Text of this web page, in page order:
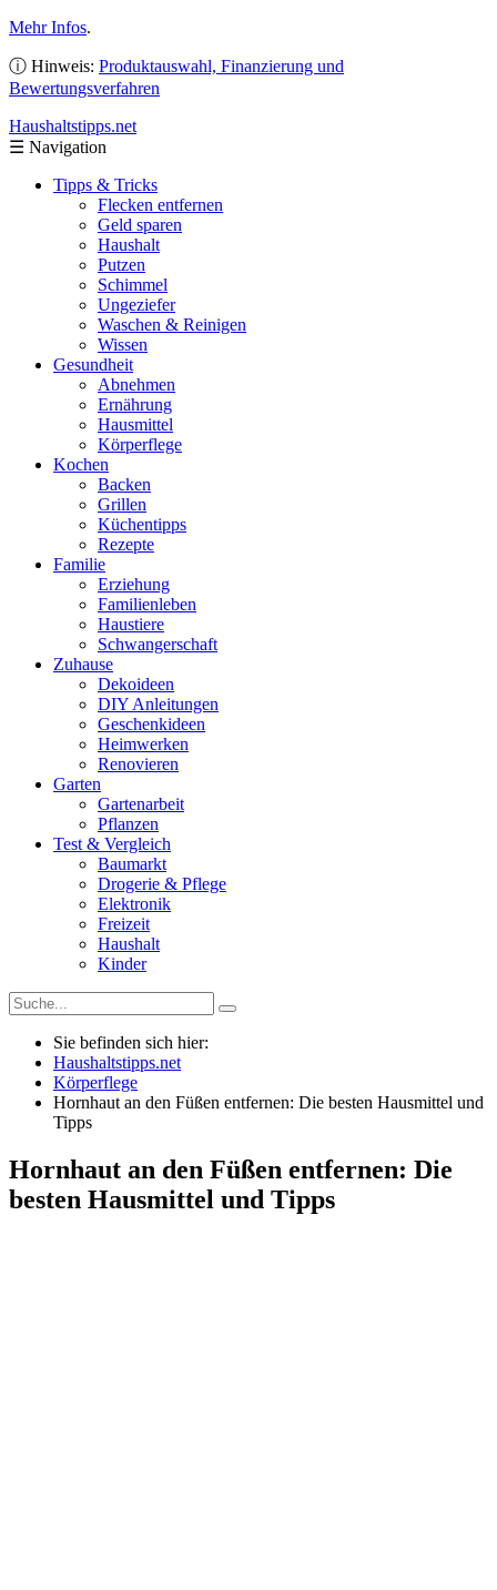
Mehr Infos.
ⓘ Hinweis: Produktauswahl, Finanzierung und
Bewertungsverfahren
Haushaltstipps.net
☰ Navigation
Tipps & Tricks
Flecken entfernen
Geld sparen
Haushalt
Putzen
Schimmel
Ungeziefer
Waschen & Reinigen
Wissen
Gesundheit
Abnehmen
Ernährung
Hausmittel
Körperflege
Kochen
Backen
Grillen
Küchentipps
Rezepte
Familie
Erziehung
Familienleben
Haustiere
Schwangerschaft
Zuhause
Dekoideen
DIY Anleitungen
Geschenkideen
Heimwerken
Renovieren
Garten
Gartenarbeit
Pflanzen
Test & Vergleich
Baumarkt
Drogerie & Pflege
Elektronik
Freizeit
Haushalt
Kinder
Sie befinden sich hier:
Haushaltstipps.net
Körperflege
Hornhaut an den Füßen entfernen: Die besten Hausmittel und
Tipps
Hornhaut an den Füßen entfernen: Die
besten Hausmittel und Tipps